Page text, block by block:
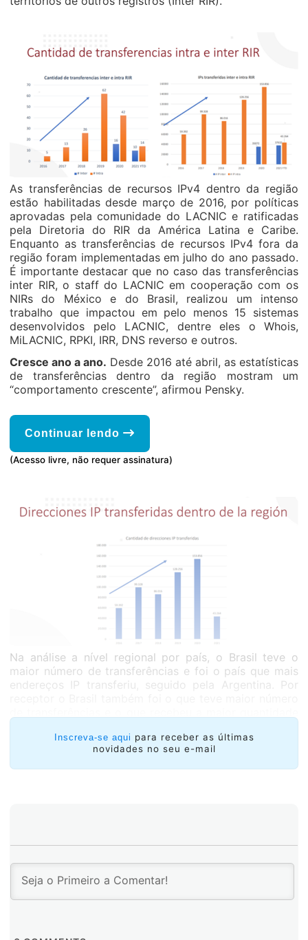
As transferências de recursos IPv4 dentro da região
estão habilitadas desde março de 2016, por políticas
aprovadas pela comunidade do LACNIC e ratificadas
pela Diretoria do RIR da América Latina e Caribe.
Enquanto as transferências de recursos IPv4 fora da
região foram implementadas em julho do ano passado.
É importante destacar que no caso das transferências
inter RIR, o staff do LACNIC em cooperação com os
NIRs do México e do Brasil, realizou um intenso
trabalho que impactou em pelo menos 15 sistemas
desenvolvidos pelo LACNIC, dentre eles o Whois,
MiLACNIC, RPKI, IRR, DNS reverso e outros.
Cresce ano a ano. Desde 2016 até abril, as estatísticas
de transferências dentro da região mostram um
“comportamento crescente”, afirmou Pensky.
Continuar lendo
(Acesso livre, não requer assinatura)
Na análise a nível regional por país, o Brasil teve o
maior número de transferências e foi o país que mais
endereços IP transferiu, seguido pela Argentina. Por
Argentina é o país que perdeu mais endereços,
Inscreva-se aqui para receber as últimas
novidades no seu e-mail